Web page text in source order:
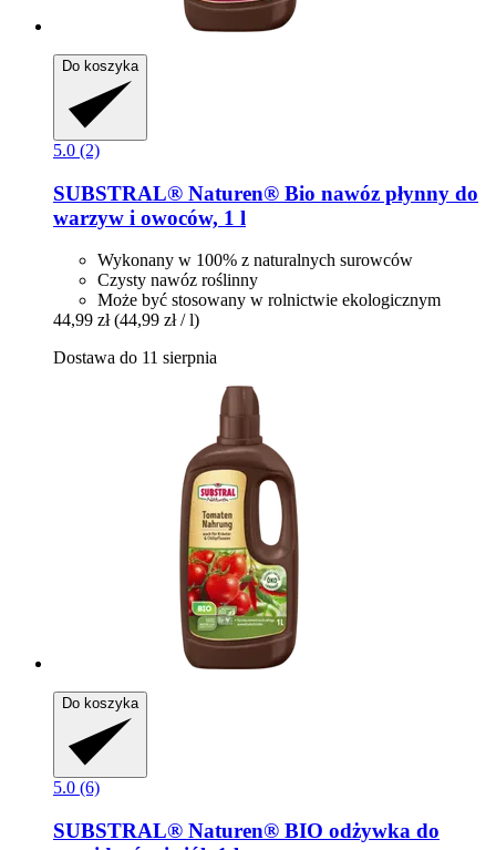
Do koszyka
5.0 (2)
SUBSTRAL® Naturen® Bio nawóz płynny do
warzyw i owoców, 1 l
Wykonany w 100% z naturalnych surowców
Czysty nawóz roślinny
Może być stosowany w rolnictwie ekologicznym
44,99 zł (44,99 zł / l)
Dostawa do 11 sierpnia
Do koszyka
5.0 (6)
SUBSTRAL® Naturen® BIO odżywka do